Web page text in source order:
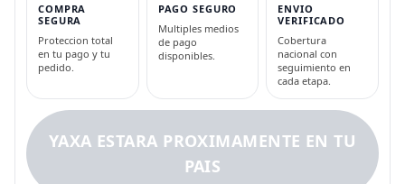
COMPRA
SEGURA
Proteccion total
en tu pago y tu
pedido.
PAGO SEGURO
Multiples medios
de pago
disponibles.
ENVIO
VERIFICADO
Cobertura
nacional con
seguimiento en
cada etapa.
YAXA ESTARA PROXIMAMENTE EN TU
PAIS